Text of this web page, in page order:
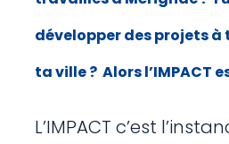
développer des projets
ta ville ? Alors l’IMPACT
L’IMPACT c’est